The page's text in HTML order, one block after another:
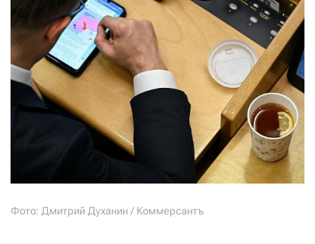
Фото: Дмитрий Духанин / Коммерсантъ